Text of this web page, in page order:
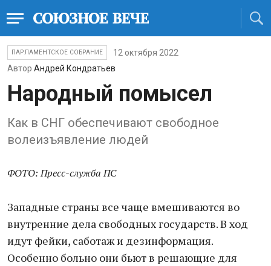
ПАРЛАМЕНТСКОЕ СОБРАНИЕ
12 октября 2022
Автор Андрей Кондратьев
Народный помысел
Как в СНГ обеспечивают свободное
волеизъявление людей
ФОТО: Пресс-служба ПС
Западные страны все чаще вмешиваются во
внутренние дела свободных государств. В ход
идут фейки, саботаж и дезинформация.
Особенно больно они бьют в решающие для